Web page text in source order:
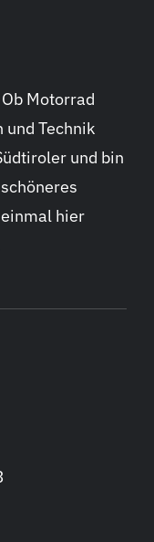
Motorrad
und Technik
und bin
hier